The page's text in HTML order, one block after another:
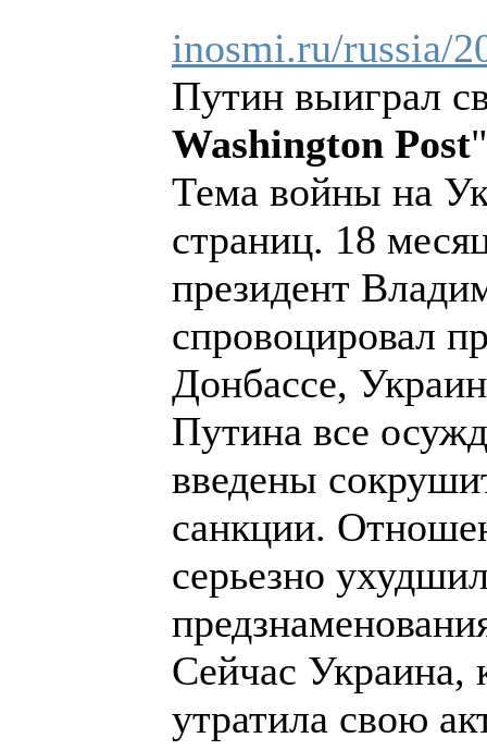
inosmi.ru/russia/
Путин выиграл
Washington Post
Тема войны на
страниц. 18
президент
спровоцировал
Донбассе,
Путина все
введены
санкции.
серьезно
Сейчас Украина,
утратила свою